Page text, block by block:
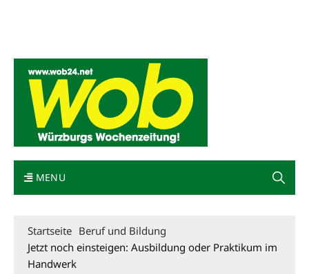
MENU
Startseite Beruf und Bildung
Jetzt noch einsteigen: Ausbildung oder Praktikum im
Handwerk